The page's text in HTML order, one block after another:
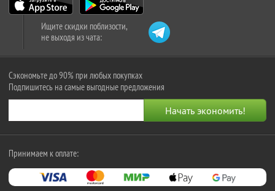
Ищите скидки поблизости,
не выходя из чата:
Сэкономьте до 90% при любых покупках
Подпишитесь на самые выгодные предложения
Принимаем к оплате: